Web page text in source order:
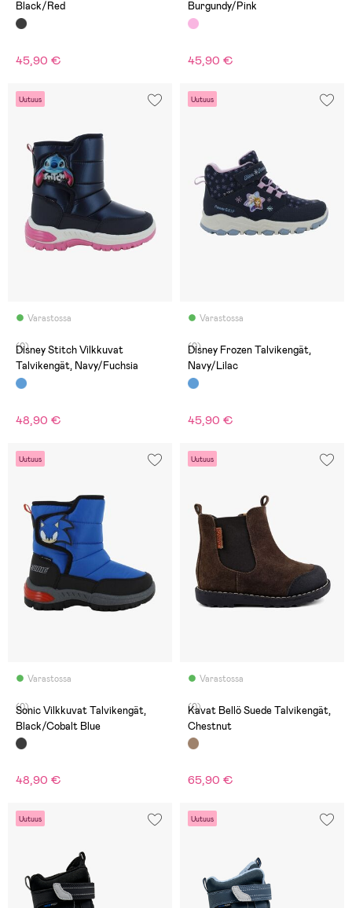
Black/Red
45,90 €
Burgundy/Pink
45,90 €
Uutuus
Varastossa
(0)
Disney Stitch Vilkkuvat
Talvikengät, Navy/Fuchsia
48,90 €
Uutuus
Varastossa
(0)
Disney Frozen Talvikengät,
Navy/Lilac
45,90 €
Uutuus
Varastossa
(0)
Sonic Vilkkuvat Talvikengät,
Black/Cobalt Blue
48,90 €
Uutuus
Varastossa
(0)
Kavat Bellö Suede Talvikengät,
Chestnut
65,90 €
Uutuus Uutuus